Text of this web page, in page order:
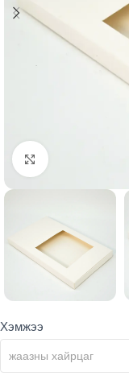
Click to enlarge
Products
form
Хэмжээ